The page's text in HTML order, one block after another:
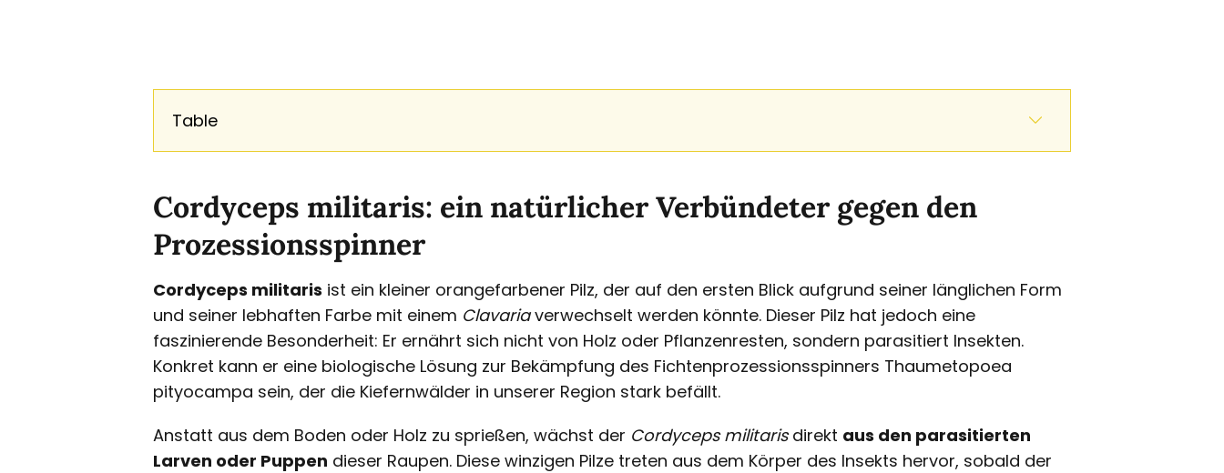
Table
Cordyceps militaris: ein natürlicher Verbündeter gegen den
Prozessionsspinner
Cordyceps militaris ist ein kleiner orangefarbener Pilz, der auf den ersten Blick aufgrund seiner länglichen Form
und seiner lebhaften Farbe mit einem Clavariaverwechselt werden könnte. Dieser Pilz hat jedoch eine
faszinierende Besonderheit: Er ernährt sich nicht von Holz oder Pflanzenresten, sondern parasitiert Insekten.
Konkret kann er eine biologische Lösung zur Bekämpfung des Fichtenprozessionsspinners Thaumetopoea
pityocampa sein, der die Kiefernwälder in unserer Region stark befällt.
Anstatt aus dem Boden oder Holz zu sprießen, wächst der Cordyceps militarisdirekt aus den parasitierten
Larven oder Puppen dieser Raupen. Diese winzigen Pilze treten aus dem Körper des Insekts hervor, sobald der